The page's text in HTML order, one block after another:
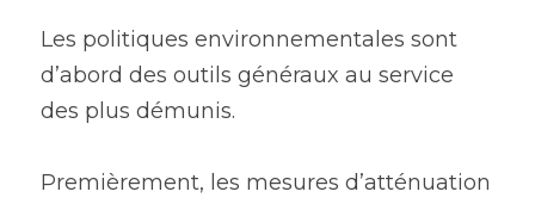
Les politiques environnementales sont
d’abord des outils généraux au service
des plus démunis.
Premièrement, les mesures d’atténuation